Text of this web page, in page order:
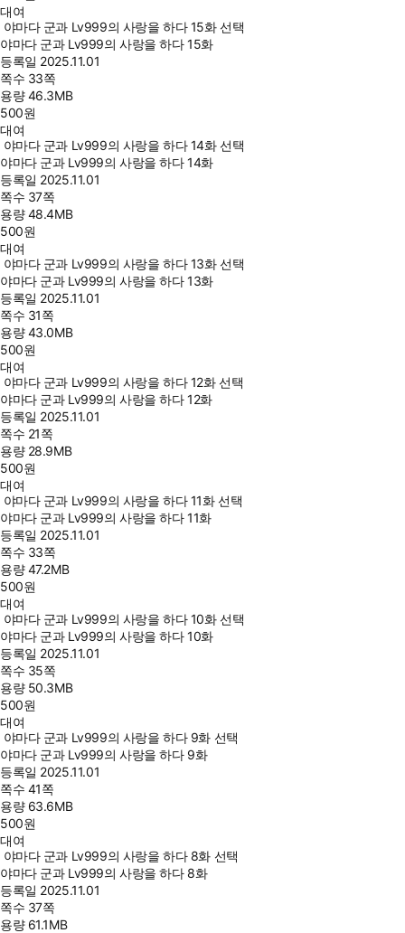
대여
야마다 군과 Lv999의 사랑을 하다 15화 선택
야마다 군과 Lv999의 사랑을 하다 15화
등록일 2025.11.01
쪽수 33쪽
용량46.3MB
500원
대여
야마다 군과 Lv999의 사랑을 하다 14화 선택
야마다 군과 Lv999의 사랑을 하다 14화
등록일 2025.11.01
쪽수 37쪽
용량48.4MB
500원
대여
야마다 군과 Lv999의 사랑을 하다 13화 선택
야마다 군과 Lv999의 사랑을 하다 13화
등록일 2025.11.01
쪽수 31쪽
용량43.0MB
500원
대여
야마다 군과 Lv999의 사랑을 하다 12화 선택
야마다 군과 Lv999의 사랑을 하다 12화
등록일 2025.11.01
쪽수 21쪽
용량 28.9MB
500원
대여
야마다 군과 Lv999의 사랑을 하다 11화 선택
야마다 군과 Lv999의 사랑을 하다 11화
등록일 2025.11.01
쪽수 33쪽
용량47.2MB
500원
대여
야마다 군과 Lv999의 사랑을 하다 10화 선택
야마다 군과 Lv999의 사랑을 하다 10화
등록일 2025.11.01
쪽수 35쪽
용량 50.3MB
500원
대여
야마다 군과 Lv999의 사랑을 하다 9화 선택
야마다 군과 Lv999의 사랑을 하다 9화
등록일 2025.11.01
쪽수 41쪽
용량 63.6MB
500원
대여
야마다 군과 Lv999의 사랑을 하다 8화 선택
야마다 군과 Lv999의 사랑을 하다 8화
등록일 2025.11.01
쪽수 37쪽
용량 61.1MB